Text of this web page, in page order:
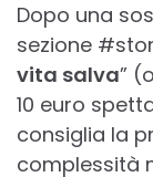
Dopo una
sezione
vita salva”
10 euro
consiglia la
complessità